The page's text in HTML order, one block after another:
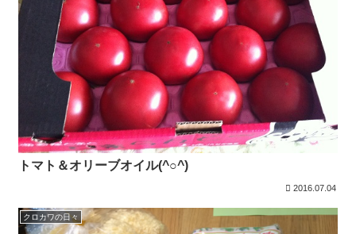
トマト＆オリーブオイル(^○^)
2016.07.04
クロカワの日々